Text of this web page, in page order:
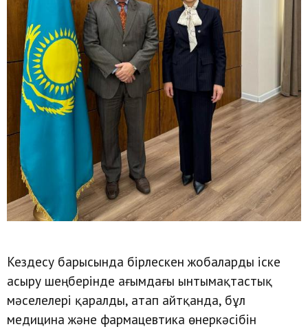
Кездесу барысында бірлескен жобаларды іске
асыру шеңберінде ағымдағы ынтымақтастық
мәселелері қаралды, атап айтқанда, бұл
медицина және фармацевтика өнеркәсібін